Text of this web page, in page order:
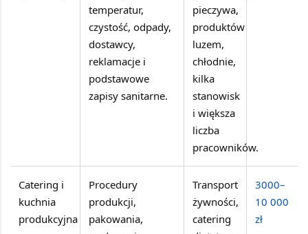
temperatur,
czystość, odpady,
dostawcy,
reklamacje i
podstawowe
zapisy sanitarne.
pieczywa,
produktów
luzem,
chłodnie,
kilka
stanowisk
i większa
liczba
pracowników.
Catering i
kuchnia
produkcyjna
Procedury
produkcji,
pakowania,
Transport
żywności,
catering
3000–
10 000
zł